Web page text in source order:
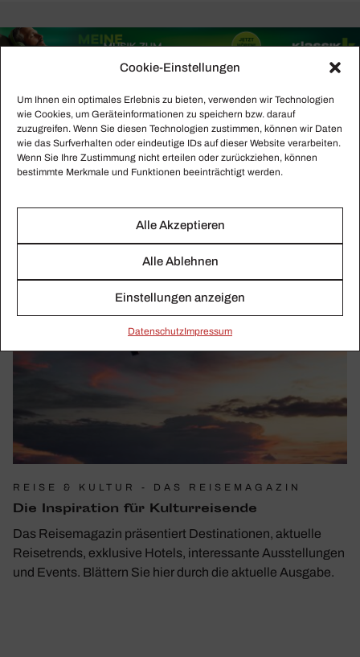
Cookie-Einstellungen
Um Ihnen ein optimales Erlebnis zu bieten, verwenden wir Technologien
wie Cookies, um Geräteinformationen zu speichern bzw. darauf
zuzugreifen. Wenn Sie diesen Technologien zustimmen, können wir Daten
wie das Surfverhalten oder eindeutige IDs auf dieser Website verarbeiten.
Wenn Sie Ihre Zustimmung nicht erteilen oder zurückziehen, können
bestimmte Merkmale und Funktionen beeinträchtigt werden.
Alle Akzeptieren
Alle Ablehnen
Einstellungen anzeigen
Daten­schutzImpressum
REISE & KULTUR - DAS REISEMAGAZIN
Die Inspi­ra­tion für Kultur­rei­sende
Das Reisemagazin präsentiert Destinationen, aktuelle
Reisetrends, exklusive Hotels, interessante Ausstellungen
und Events. Blättern Sie hier durch die aktuelle Ausgabe.